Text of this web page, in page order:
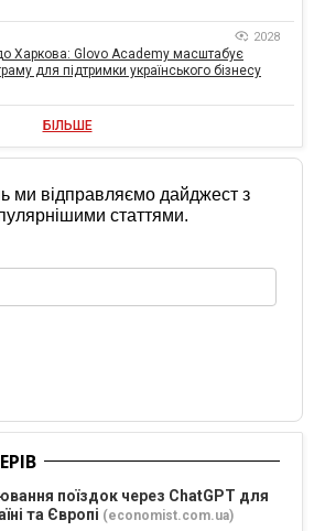
2028
Харкова: Glovo Academy масштабує
для підтримки українського бізнесу
БІЛЬШЕ
ми відправляємо дайджест з
статтями.
поїздок через ChatGPT для
та Європі (economist.com.ua)